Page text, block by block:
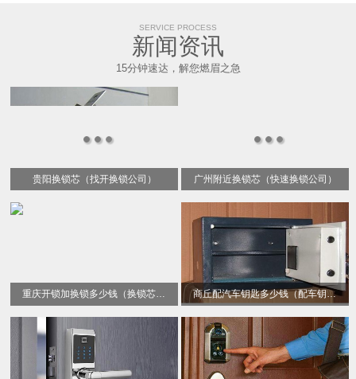
SERVICE PROCESS
新闻资讯
15分钟速达，解您燃眉之急
贵阳换锁芯（找开换锁公司） 广州附近换锁芯（快速换锁公司）
商丘配汽车钥匙多少钱（配车钥匙）